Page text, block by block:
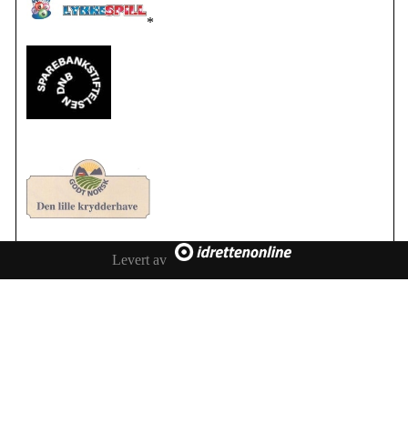
*
Levert av